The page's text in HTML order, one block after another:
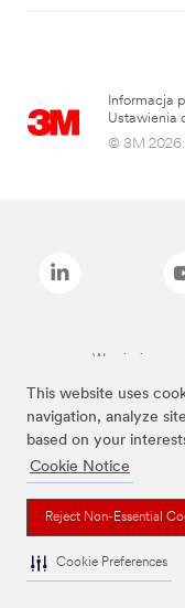
This website uses
navigation, analyze
based on your
Cookie Notice
Reject Non-Essential
Cookie Preferences
Informacja
Ustawienia
© 3M 2026.
Wymienione